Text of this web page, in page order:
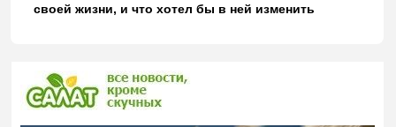
своей жизни, и что хотел бы в ней изменить